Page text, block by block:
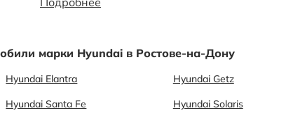
марки Hyundai в Ростове-на-Дону
Hyundai Elantra Hyundai Getz
Hyundai Santa Fe Hyundai Solaris